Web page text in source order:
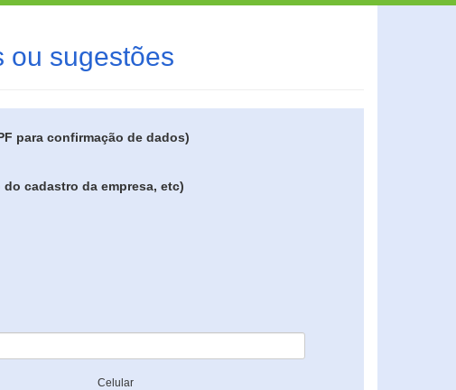
ou sugestões
para confirmação de dados)
cadastro da empresa, etc)
Celular